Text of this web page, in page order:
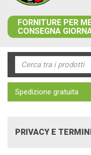
FORNITURE PER
CONSEGNA
Spedizione gratuita
PRIVACY E